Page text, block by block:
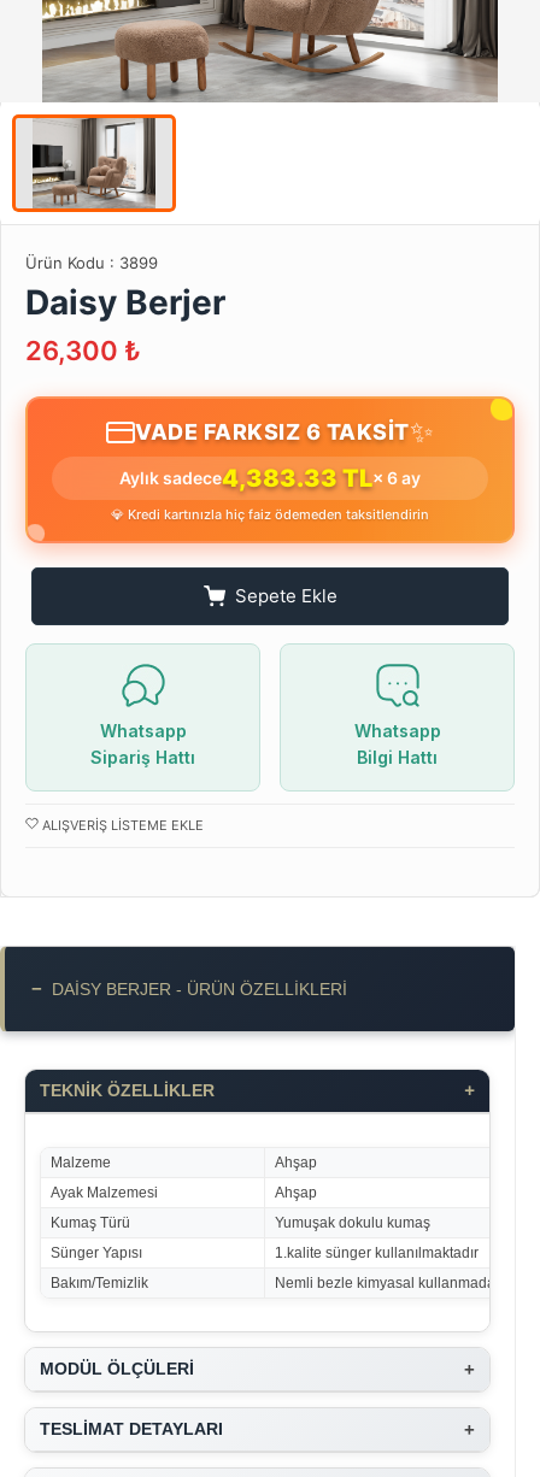
Ürün Kodu : 3899
Daisy Berjer
26,300 ₺
VADE FARKSIZ 6 TAKSİT✨
Aylık sadece4,383.33 TL× 6 ay
💎 Kredi kartınızla hiç faiz ödemeden taksitlendirin
Sepete Ekle
Whatsapp
Sipariş Hattı
Whatsapp
Bilgi Hattı
ALIŞVERIŞ LISTEME EKLE
− DAISY BERJER - ÜRÜN ÖZELLIKLERI
TEKNİK ÖZELLİKLER +
Malzeme
Ahşap
Ayak Malzemesi
Ahşap
Kumaş Türü
Yumuşak dokulu kumaş
Sünger Yapısı
1.kalite sünger kullanılmaktadır
Bakım/Temizlik
Nemli bezle kimyasal kullanmadan
MODÜL ÖLÇÜLERİ +
TESLİMAT DETAYLARI +